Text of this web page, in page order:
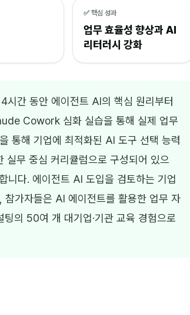
✅ 핵심 성과
업무 효율성 향상과 AI
리터러시 강화
간 동안 에이전트 AI의 핵심 원리부터
Cowork 심화 실습을 통해 실제 업무
통해 기업에 최적화된 AI 도구 선택 능력
실무 중심 커리큘럼으로 구성되어 있으
니다. 에이전트 AI 도입을 검토하는 기업
가자들은 AI 에이전트를 활용한 업무 자
의 50여 개 대기업·기관 교육 경험으로